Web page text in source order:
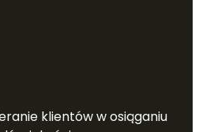
klientów w osiąganiu